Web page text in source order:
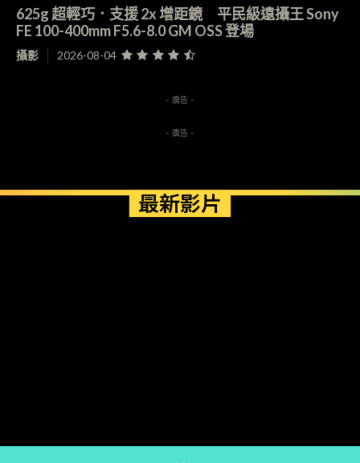
625g 超輕巧．支援 2x 增距鏡 平民級遠攝王 Sony
FE 100-400mm F5.6-8.0 GM OSS 登場
攝影 2026-08-04
- 廣告 -
- 廣告 -
最新影片